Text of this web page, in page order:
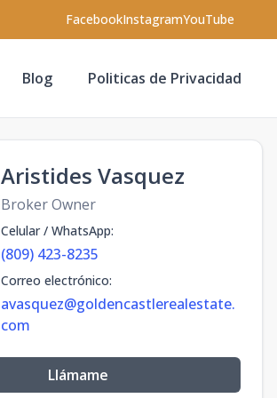
FacebookInstagramYouTube
Blog Politicas de Privacidad
Aristides Vasquez
Broker Owner
Celular / WhatsApp:
(809) 423-8235
Correo electrónico:
avasquez@goldencastlerealestate.
com
Llámame